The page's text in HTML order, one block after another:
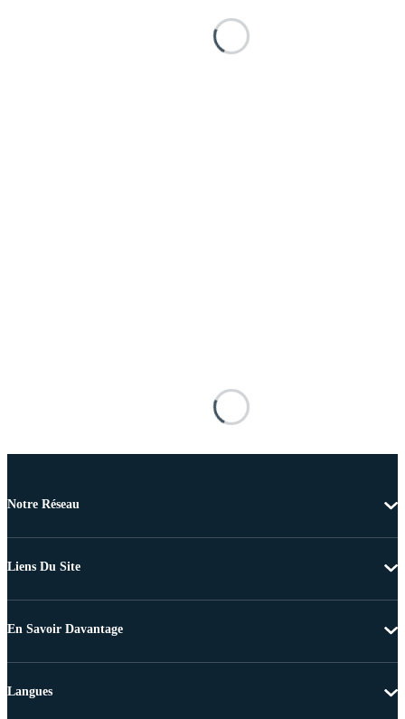
Notre Réseau
Liens Du Site
En Savoir Davantage
Langues